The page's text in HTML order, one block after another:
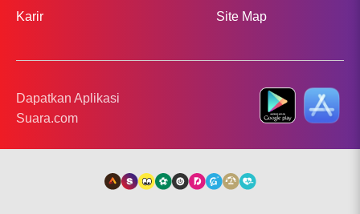
Karir Site Map
Dapatkan Aplikasi
Suara.com